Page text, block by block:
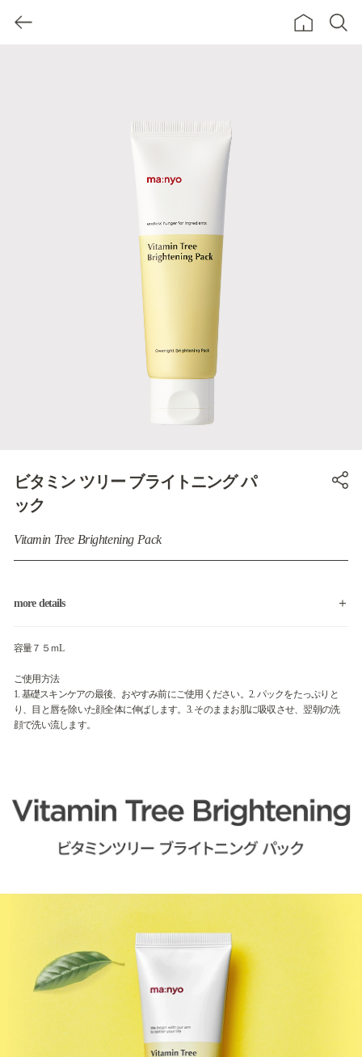
ビタミン ツリー ブライトニング パ
ック
Vitamin Tree Brightening Pack
more details
容量７５ｍL
ご使用方法
1. 基礎スキンケアの最後、おやすみ前にご使用ください。2. パックをたっぷりと
り、目と唇を除いた顔全体に伸ばします。3. そのままお肌に吸収させ、翌朝の洗
顔で洗い流します。